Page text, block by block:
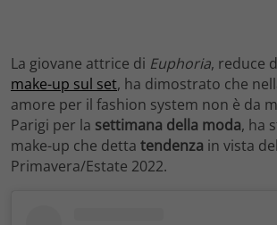
La giovane attrice di Euphoria, reduce
make-up sul set, ha dimostrato che
amore per il fashion system non è da
Parigi per la settimana della moda, ha
make-up che detta tendenza in vista
Primavera/Estate 2022.